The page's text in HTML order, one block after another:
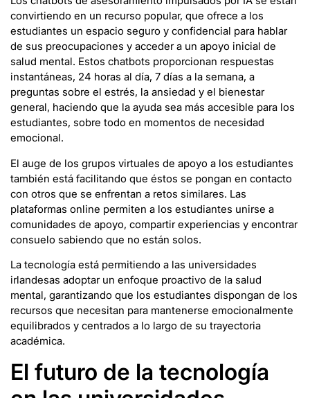
convirtiendo en un recurso popular, que ofrece a los
estudiantes un espacio seguro y confidencial para hablar
de sus preocupaciones y acceder a un apoyo inicial de
salud mental. Estos chatbots proporcionan respuestas
instantáneas, 24 horas al día, 7 días a la semana, a
preguntas sobre el estrés, la ansiedad y el bienestar
general, haciendo que la ayuda sea más accesible para los
estudiantes, sobre todo en momentos de necesidad
emocional.
El auge de los grupos virtuales de apoyo a los estudiantes
también está facilitando que éstos se pongan en contacto
con otros que se enfrentan a retos similares. Las
plataformas online permiten a los estudiantes unirse a
comunidades de apoyo, compartir experiencias y encontrar
consuelo sabiendo que no están solos.
La tecnología está permitiendo a las universidades
irlandesas adoptar un enfoque proactivo de la salud
mental, garantizando que los estudiantes dispongan de los
recursos que necesitan para mantenerse emocionalmente
equilibrados y centrados a lo largo de su trayectoria
académica.
El futuro de la tecnología